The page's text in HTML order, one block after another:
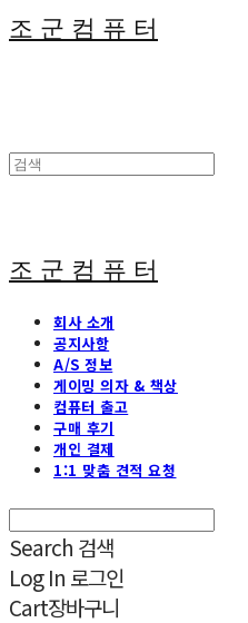
조 군 컴 퓨 터
조 군 컴 퓨 터
회사 소개
공지사항
A/S 정보
게이밍 의자 & 책상
컴퓨터 출고
구매 후기
개인 결제
1:1 맞춤 견적 요청
Search 검색
Log In 로그인
Cart장바구니